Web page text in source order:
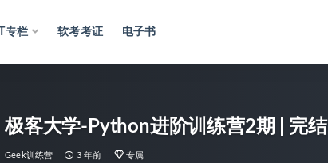
IT专栏 软考考证 电子书
极客大学-Python进阶训练营2期 | 完结
Geek训练营 3 年前 专属